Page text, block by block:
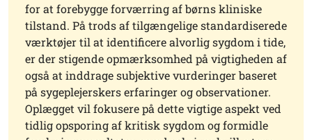
for at forebygge forværring af børns kliniske
tilstand. På trods af tilgængelige standardiserede
værktøjer til at identificere alvorlig sygdom i tide,
er der stigende opmærksomhed på vigtigheden af
også at inddrage subjektive vurderinger baseret
på sygeplejerskers erfaringer og observationer.
Oplægget vil fokusere på dette vigtige aspekt ved
tidlig opsporing af kritisk sygdom og formidle